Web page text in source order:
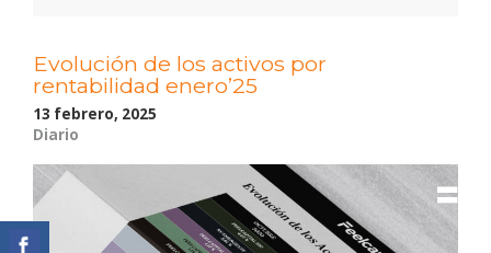
Evolución de los activos por
rentabilidad enero’25
13 febrero, 2025
Diario